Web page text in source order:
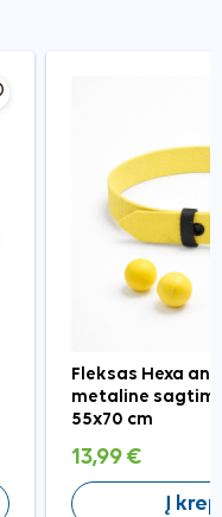
Fleksas Hexa
metaline
55x70 cm
13,99 €
Į